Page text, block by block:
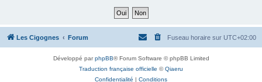
Les Cigognes Forum Fuseau horaire sur UTC+02:00
Développé parphpBB® Forum Software © phpBB Limited
Traduction française officielle ©Qiaeru
Confidentialité | Conditions